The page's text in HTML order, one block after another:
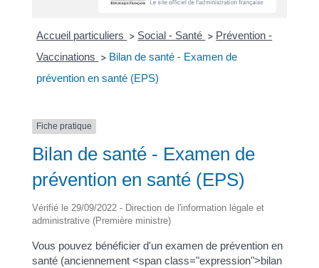
Accueil particuliers > Social - Santé > Prévention -
Vaccinations > Bilan de santé - Examen de
prévention en santé (EPS)
Fiche pratique
Bilan de santé - Examen de
prévention en santé (EPS)
Vérifié le 29/09/2022 - Direction de l'information légale et
administrative (Première ministre)
Vous pouvez bénéficier d'un examen de prévention en
santé (anciennement <span class="expression">bilan